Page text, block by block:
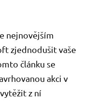
nejnovějším
zjednodušit vaše
článku se
akci v
z ní